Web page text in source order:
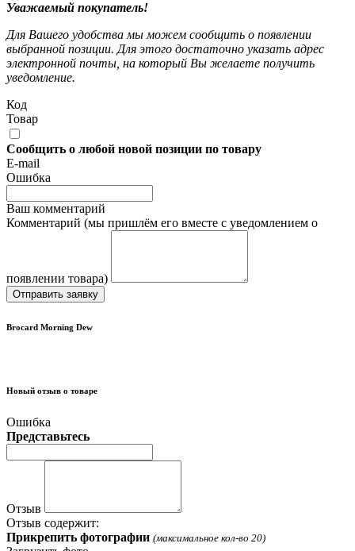
Уважаемый покупатель!
Для Вашего удобства мы можем сообщить о появлении
выбранной позиции. Для этого достаточно указать адрес
электронной почты, на который Вы желаете получить
уведомление.
Код
Товар
Сообщить о любой новой позиции по товару
E-mail
Ошибка
Ваш комментарий
Комментарий (мы пришлём его вместе с уведомлением о
появлении товара)
Отправить заявку
Brocard Morning Dew
Новый отзыв о товаре
Ошибка
Представьтесь
Отзыв
Отзыв содержит:
Прикрепить фотографии (максимальное кол-во 20)